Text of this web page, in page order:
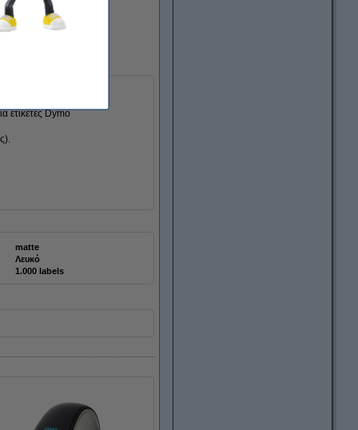
ετικέτες Dymo
matte
Λευκό
1.000 labels